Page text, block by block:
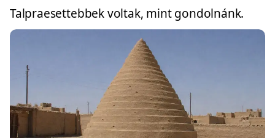
Talpraesettebbek voltak, mint gondolnánk.